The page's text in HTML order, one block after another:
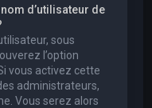
d’utilisateur de
sous
l’option
vous activez cette
administrateurs,
Vous serez alors